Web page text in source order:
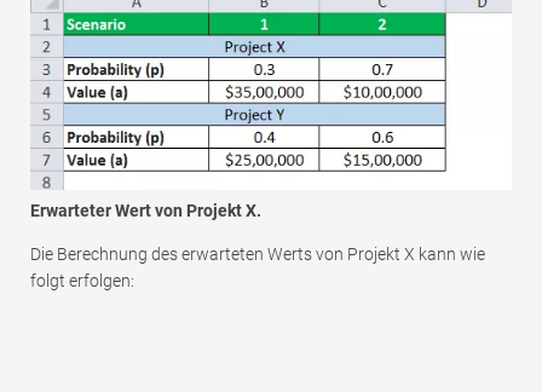
Erwarteter Wert von Projekt X.
Die Berechnung des erwarteten Werts von Projekt X kann wie
folgt erfolgen: